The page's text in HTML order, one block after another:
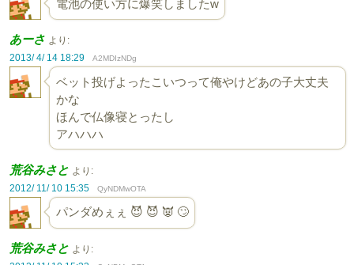
電池の使い方に爆笑しましたw
あーさ より:
2013/ 4/ 14 18:29
A2MDIzNDg
ベット投げよったこいつって俺やけどあの子大丈夫
かな
ほんで仏像寝とったし
アハハハ
荒谷みさと より:
2012/ 11/ 10 15:35
QyNDMwOTA
パンダめぇぇ 😈 😈 👿 🙄
荒谷みさと より: